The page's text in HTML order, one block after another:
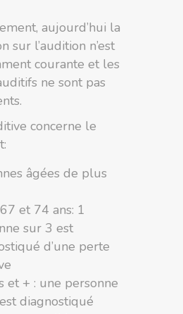
aujourd’hui la
sur l’audition n’est
courante et les
ne sont pas
concerne le
âgées de plus
et 74 ans: 1
sur 3 est
d’une perte
et + : une personne
diagnostiqué